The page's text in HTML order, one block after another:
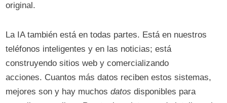
original.
La IA también está en todas partes. Está en nuestros
teléfonos inteligentes y en las noticias; está
construyendo sitios web y comercializando
acciones. Cuantos más datos reciben estos sistemas,
mejores son y hay muchosdatos disponibles para